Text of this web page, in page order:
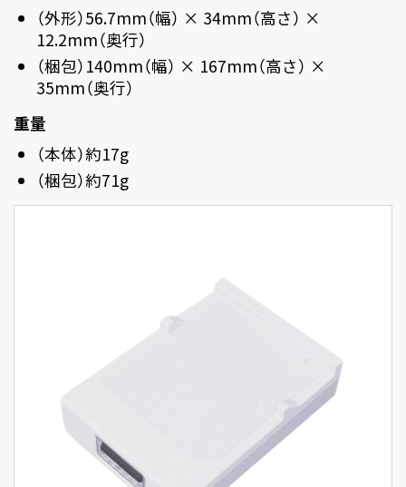
（外形）56.7mm（幅） × 34mm（高さ） ×
12.2mm（奥行）
（梱包）140mm（幅） × 167mm（高さ） ×
35mm（奥行）
重量
（本体）約17g
（梱包）約71g